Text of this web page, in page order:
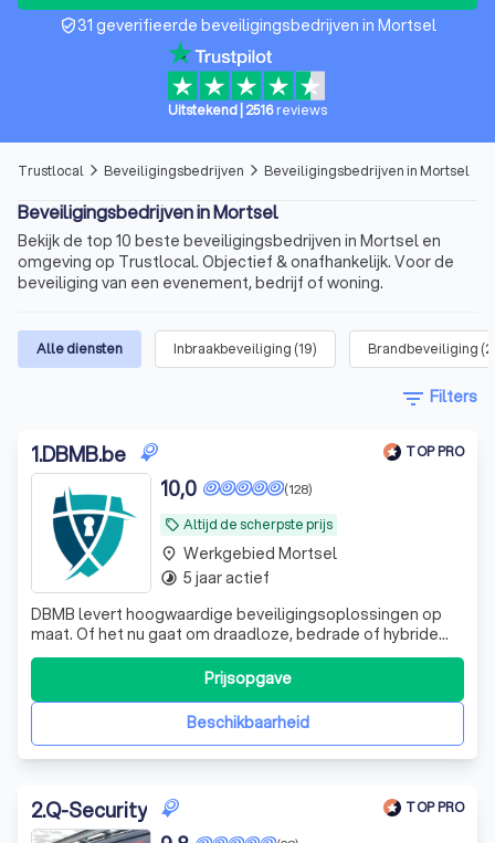
verified_user31 geverifieerde beveiligingsbedrijven in Mortsel
Uitstekend 2516reviews
Trustlocal arrow_forward_ios Beveiligingsbedrijven arrow_forward_ios Beveiligingsbedrijven in Mortsel
Beveiligingsbedrijven in Mortsel
Bekijk de top 10 beste beveiligingsbedrijven in Mortsel en
omgeving op Trustlocal. Objectief & onafhankelijk. Voor de
beveiliging van een evenement, bedrijf of woning.
Alle diensten Inbraakbeveiliging (19) Brandbeveiliging (
filter_list Filters
1.DBMB.be TOP PRO
local_offer Altijd de scherpste prijs
(128)
10,0
DBMB levert hoogwaardige beveiligingsoplossingen op
maat. Of het nu gaat om draadloze, bedrade of hybride
alarmsystemen, wij zorgen voor een veilige en
betrouwbare installatie, aangepast aan uw specifieke
wensen en situatie. Kies voor kwaliteit en expertise.
Beschikbaarheid
Prijsopgave
place Werkgebied Mortsel
timelapse 5 jaar actief
2.Q-Security TOP PRO